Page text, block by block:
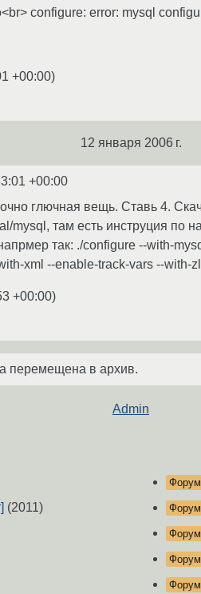
configure: error: mysql
+00:00)
12 января 2006 г.
+00:00
глючная вещь. Ставь 4.
mysql, там есть инструция по
так: ./configure --with-
xml --enable-track-vars --with-
+00:00)
перемещена в архив.
Admin
(2011)
Форум
Форум
Форум
Форум
Форум